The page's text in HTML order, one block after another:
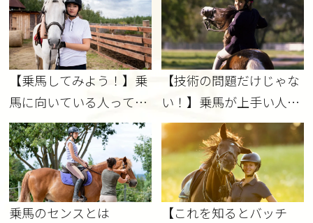
【乗馬してみよう！】乗
馬に向いている人ってど
んな人？
【技術の問題だけじゃな
い！】乗馬が上手い人っ
てどんな人？
乗馬のセンスとは
【これを知るとバッチ